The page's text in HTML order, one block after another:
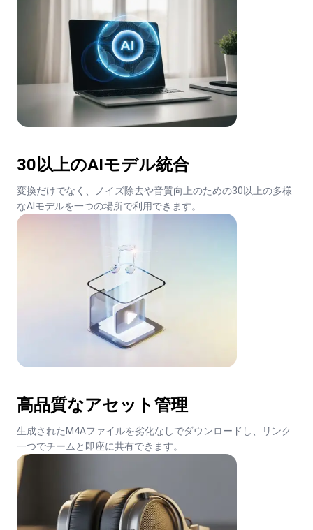
30以上のAIモデル統合
変換だけでなく、ノイズ除去や音質向上のための30以上の多様
なAIモデルを一つの場所で利用できます。
高品質なアセット管理
生成されたM4Aファイルを劣化なしでダウンロードし、リンク
一つでチームと即座に共有できます。